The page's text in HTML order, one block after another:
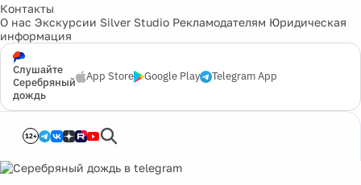
Контакты
О нас Экскурсии Silver Studio Рекламодателям Юридическая
информация
Слушайте
Серебряный
дождь
App Store Google Play Telegram App
12+